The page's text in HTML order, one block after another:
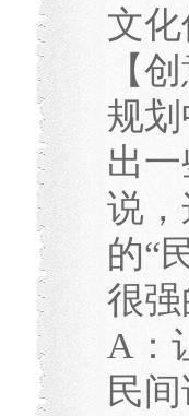
文化
【
规
出
说
的“
很强
A：
民间